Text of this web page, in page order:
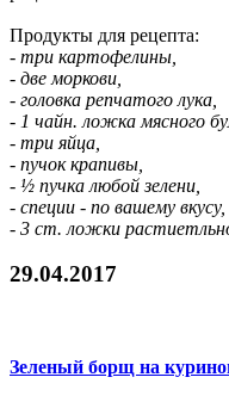
Продукты для рецепта:
- три картофелины,
- две моркови,
- головка репчатого лука,
- 1 чайн. ложка мясного
- три яйца,
- пучок крапивы,
- ½ пучка любой зелени,
- специи - по вашему вкусу,
- 3 ст. ложки
29.04.2017
Зеленый борщ на